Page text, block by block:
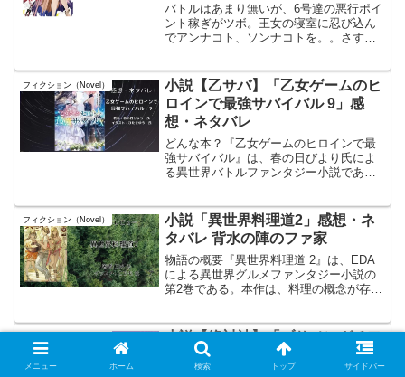
バトルはあまり無いが、6号達の悪行ポイ
ント稼ぎがツボ。王女の寝室に忍び込ん
でアンナコト、ソンナコトを。。さすが
3著者:#暁なつめ氏 イラスト: #カカオ_
ランタン ...
フィクション（Novel）
小説【乙サバ】「乙女ゲームのヒ
ロインで最強サバイバル 9」感
想・ネタバレ
どんな本？『乙女ゲームのヒロインで最
強サバイバル』は、春の日びより氏によ
る異世界バトルファンタジー小説であ
シアが、とある事件を契機に自身が乙女
ゲームのヒロインであること...
フィクション（Novel）
小説「異世界料理道2」感想・ネ
タバレ 背水の陣のファ家
物語の概要『異世界料理道 2』は、EDA
による異世界グルメファンタジー小説の
第2巻である。本作は、料理の概念が存在
本の料理知識と技術を駆使して異世界の
人々に食の喜びを伝え...
小説【絶対神】「ブサメンガチフ
ァイター」爆誕!? 感想・ネタバ
メニュー ホーム 検索 トップ サイドバー